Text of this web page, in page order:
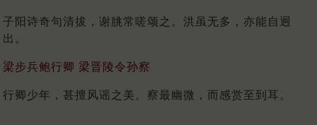
子阳诗奇句清拔，谢朓常嗟颂之。洪虽无多，亦能自迥
出。
梁步兵鲍行卿 梁晋陵令孙察
行卿少年，甚擅风谣之美。察最幽微，而感赏至到耳。